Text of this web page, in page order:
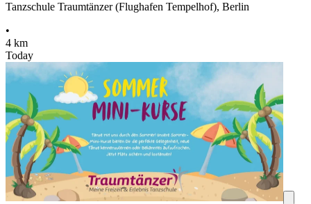
Tanzschule Traumtänzer (Flughafen Tempelhof), Berlin
•
4 km
Today